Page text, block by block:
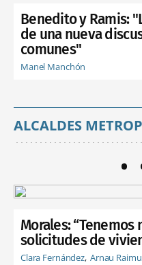
Benedito y Ramis:
de una nueva
comunes"
Manel Manchón
ALCALDES
Morales: “Tenemos
solicitudes de
Clara Fernández Arnau